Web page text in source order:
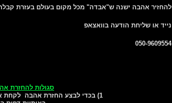
להחזיר אהבה ישנה ש"אבדה" מכל מקום בעולם בעזרת
נייד או שליחת הודעה בוואצאפ
050-9609554
סגולות להחזרת
1) בכדי לבצע החזרת אהבה לקחת ארבעה רצועות קלף כשר ודיו מהודר,לרשום את שם הגבר ושם אימו